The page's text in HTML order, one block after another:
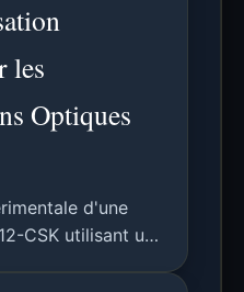
les
Optiques
d'une
CSK utilisant un